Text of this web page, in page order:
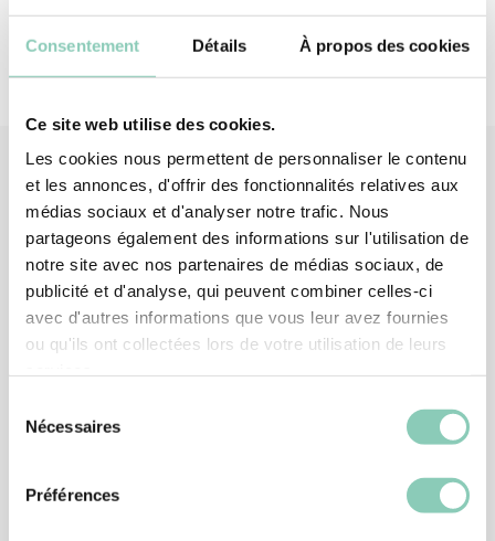
Consentement Détails À propos des cookies
Ce site web utilise des cookies.
Les cookies nous permettent de personnaliser le contenu
et les annonces, d'offrir des fonctionnalités relatives aux
médias sociaux et d'analyser notre trafic. Nous
partageons également des informations sur l'utilisation de
notre site avec nos partenaires de médias sociaux, de
publicité et d'analyse, qui peuvent combiner celles-ci
avec d'autres informations que vous leur avez fournies
ou qu'ils ont collectées lors de votre utilisation de leurs
Nécessaires
Préférences
Produits associés